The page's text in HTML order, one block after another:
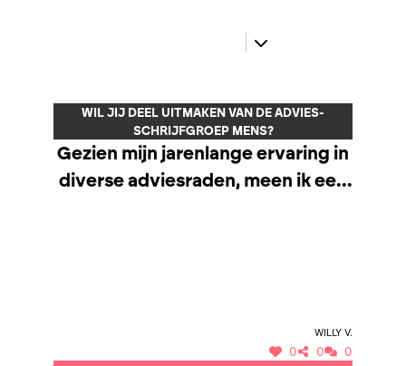
WIL JIJ DEEL UITMAKEN VAN DE ADVIES-
SCHRIJFGROEP MENS?
Gezien mijn jarenlange ervaring in
diverse adviesraden, meen ik een
Willy V.
0 0 0